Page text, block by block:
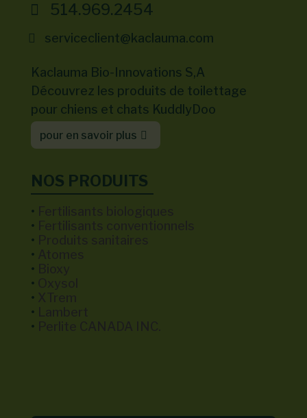
514.969.2454
serviceclient@kaclauma.com
Kaclauma Bio-Innovations S,A
Découvrez les produits de toilettage
pour chiens et chats KuddlyDoo
pour en savoir plus
NOS PRODUITS
•
•
•
•
•
•
•
•
•